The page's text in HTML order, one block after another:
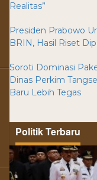
Realitas”
Presiden Prabowo
BRIN, Hasil Riset
Soroti Dominasi
Dinas Perkim
Baru Lebih Tegas
Politik Terbaru